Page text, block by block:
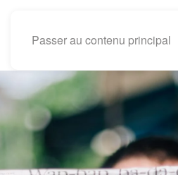
Passer au contenu principal